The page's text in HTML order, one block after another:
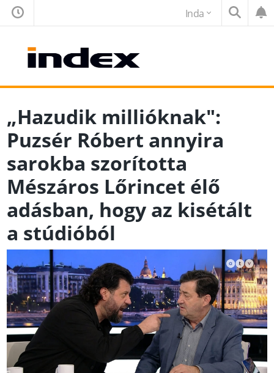
Inda
„Hazudik millióknak":
Puzsér Róbert annyira
sarokba szorította
Mészáros Lőrincet élő
adásban, hogy az kisétált
a stúdióból